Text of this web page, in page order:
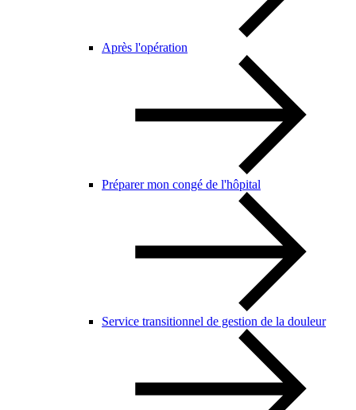
Après l'opération
Préparer mon congé de l'hôpital
Service transitionnel de gestion de la douleur